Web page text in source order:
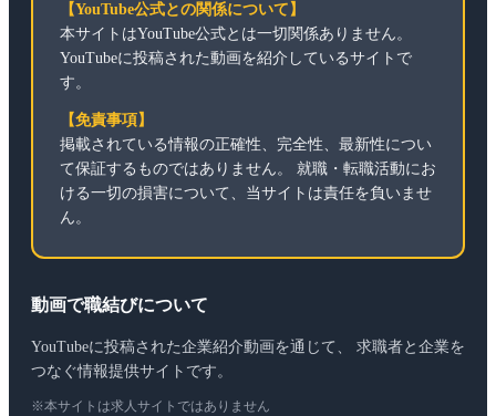
【YouTube公式との関係について】
本サイトはYouTube公式とは一切関係ありません。
YouTubeに投稿された動画を紹介しているサイトで
す。
【免責事項】
掲載されている情報の正確性、完全性、最新性につい
て保証するものではありません。 就職・転職活動にお
ける一切の損害について、当サイトは責任を負いませ
ん。
動画で職結びについて
YouTubeに投稿された企業紹介動画を通じて、 求職者と企業を
つなぐ情報提供サイトです。
※本サイトは求人サイトではありません